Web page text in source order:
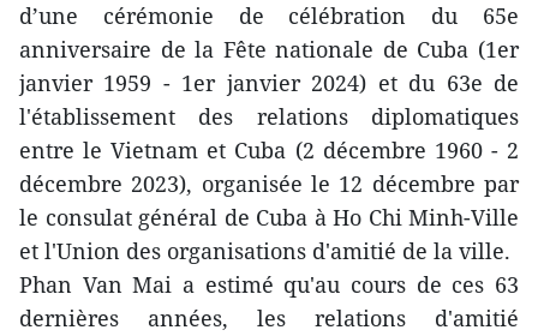
d’une cérémonie de célébration du 65e
anniversaire de la Fête nationale de Cuba (1er
janvier 1959 - 1er janvier 2024) et du 63e de
l'établissement des relations diplomatiques
entre le Vietnam et Cuba (2 décembre 1960 - 2
décembre 2023), organisée le 12 décembre par
le consulat général de Cuba à Ho Chi Minh-Ville
et l'Union des organisations d'amitié de la ville.
Phan Van Mai a estimé qu'au cours de ces 63
dernières années, les relations d'amitié